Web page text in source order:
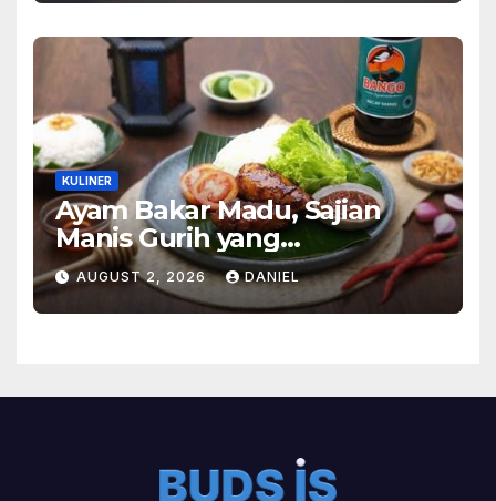
KULINER
Ayam Bakar Madu, Sajian
Manis Gurih yang
Menghangatkan Suasana
Makan
AUGUST 2, 2026 DANIEL